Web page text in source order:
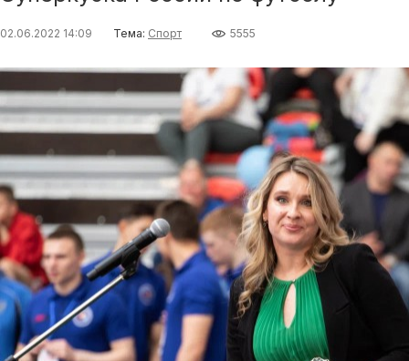
02.06.2022 14:09 Тема: Спорт 5555